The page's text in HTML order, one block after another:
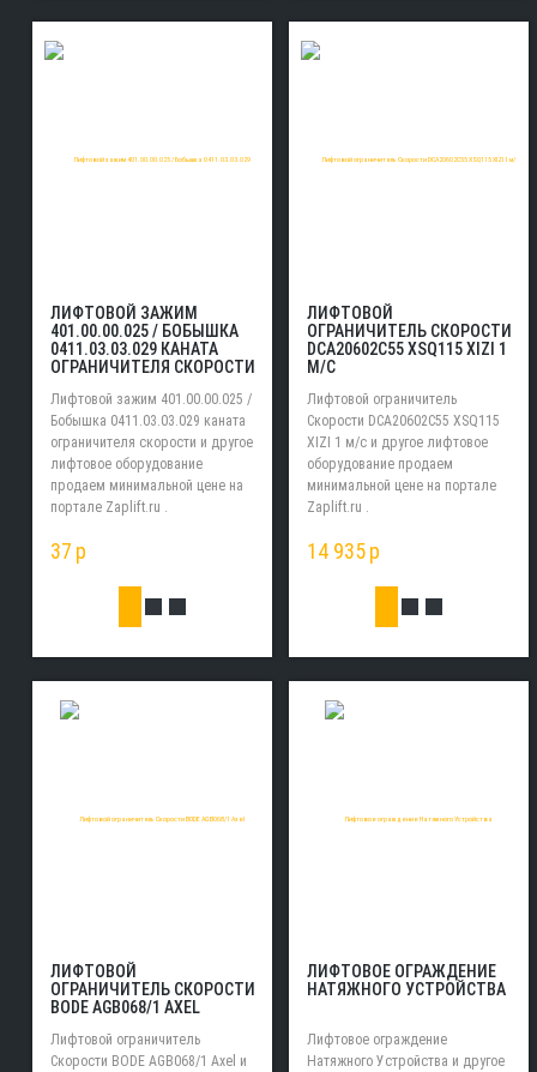
ЛИФТОВОЙ ЗАЖИМ
401.00.00.025 / БОБЫШКА
0411.03.03.029 КАНАТА
ОГРАНИЧИТЕЛЯ СКОРОСТИ
Лифтовой зажим 401.00.00.025 /
Бобышка 0411.03.03.029 каната
ограничителя скорости и другое
лифтовое оборудование
продаем минимальной цене на
портале Zaplift.ru .
37 p
ЛИФТОВОЙ
ОГРАНИЧИТЕЛЬ СКОРОСТИ
DCA20602C55 XSQ115 XIZI 1
М/С
Лифтовой ограничитель
Скорости DCA20602C55 XSQ115
XIZI 1 м/с и другое лифтовое
оборудование продаем
минимальной цене на портале
Zaplift.ru .
14 935p
ЛИФТОВОЙ
ОГРАНИЧИТЕЛЬ СКОРОСТИ
BODE AGB068/1 AXEL
Лифтовой ограничитель
Скорости BODE AGB068/1 Axel и
ЛИФТОВОЕ ОГРАЖДЕНИЕ
НАТЯЖНОГО УСТРОЙСТВА
Лифтовое ограждение
Натяжного Устройства и другое